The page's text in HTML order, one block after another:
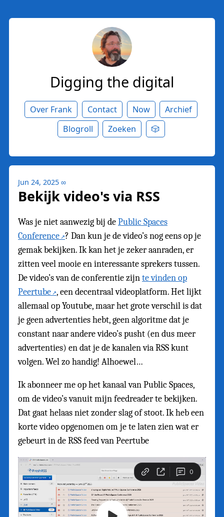
Digging the digital
Over Frank Contact Now
Archief
Blogroll
Zoeken 🎲
Jun 24, 2025 ∞
Bekijk video's via RSS
Was je niet aanwezig bij dePublic Spaces
Conference ? Dan kun je de video’s nog eens op je
gemak bekijken. Ik kan het je zeker aanraden, er
zitten veel mooie en interessante sprekers tussen.
De video’s van de conferentie zijnte vinden op
Peertube , een decentraal videoplatform. Het lijkt
allemaal op Youtube, maar het grote verschil is dat
je geen advertenties hebt, geen algoritme dat je
constant naar andere video’s pusht (en dus meer
advertenties) en dat je de kanalen via RSS kunt
volgen. Wel zo handig! Alhoewel…
Ik abonneer me op het kanaal van Public Spaces,
om de video’s vanuit mijn feedreader te bekijken.
Dat gaat helaas niet zonder slag of stoot. Ik heb een
korte video opgenomen om je te laten zien wat er
gebeurt in de RSS feed van Peertube